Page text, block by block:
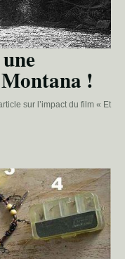
!
sur l’impact du film « Et